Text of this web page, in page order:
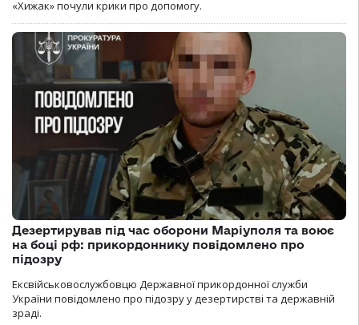
«Хижак» почули крики про допомогу.
Дезертирував під час оборони Маріуполя та воює
на боці рф: прикордоннику повідомлено про
підозру
Ексвійськовослужбовцю Державної прикордонної служби
України повідомлено про підозру у дезертирстві та державній
зраді.